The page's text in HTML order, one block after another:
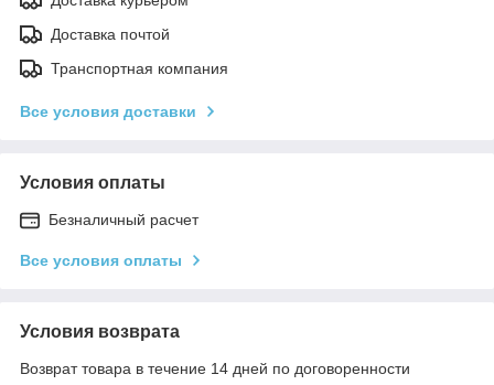
Доставка почтой
Транспортная компания
Все условия доставки
Условия оплаты
Безналичный расчет
Все условия оплаты
Условия возврата
Возврат товара в течение 14 дней по договоренности